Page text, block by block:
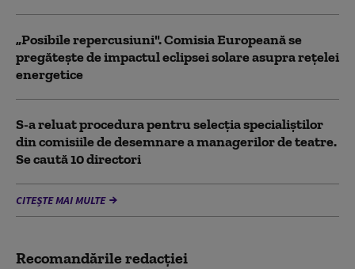
„Posibile repercusiuni". Comisia Europeană se
pregătește de impactul eclipsei solare asupra rețelei
energetice
S-a reluat procedura pentru selecţia specialiştilor
din comisiile de desemnare a managerilor de teatre.
Se caută 10 directori
CITEȘTE MAI MULTE
Recomandările redacţiei